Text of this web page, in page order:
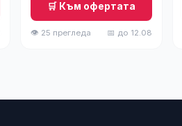
🛒 Към офертата
👁 25 прегледа 📅 до 12.08